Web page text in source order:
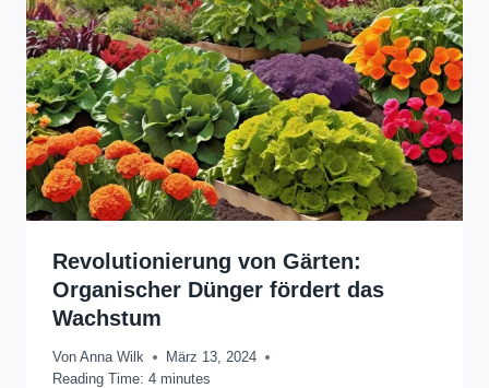
Revolutionierung von Gärten:
Organischer Dünger fördert das
Wachstum
Von Anna Wilk
März 13, 2024
Reading Time: 4 minutes